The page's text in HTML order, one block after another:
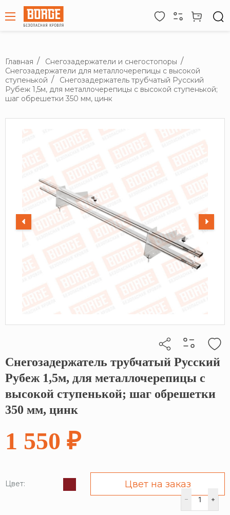
Главная
Снегозадержатели и снегостопоры
Снегозадержатели для металлочерепицы с высокой
ступенькой
Снегозадержатель трубчатый Русский
Рубеж 1,5м, для металлочерепицы с высокой ступенькой;
шаг обрешетки 350 мм, цинк
Кликните, чтобы скопировать прямую ссылку
Снегозадержатель трубчатый Русский
Рубеж 1,5м, для металлочерепицы с
высокой ступенькой; шаг обрешетки
350 мм, цинк
1 550 ₽
Цвет: Цвет на заказ